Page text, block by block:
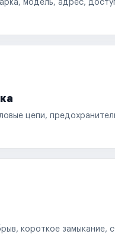
модель, адрес,
цепи,
короткое замыкание,